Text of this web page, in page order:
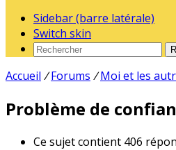
Sidebar (barre latérale)
Switch skin
Accueil / Forums / Moi et les
Problème de
Ce sujet contient 406